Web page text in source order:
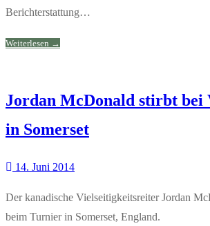
Berichterstattung…
Weiterlesen →
Jordan McDonald stirbt bei
in Somerset
14. Juni 2014
Der kanadische Vielseitigkeitsreiter Jordan
beim Turnier in Somerset, England.